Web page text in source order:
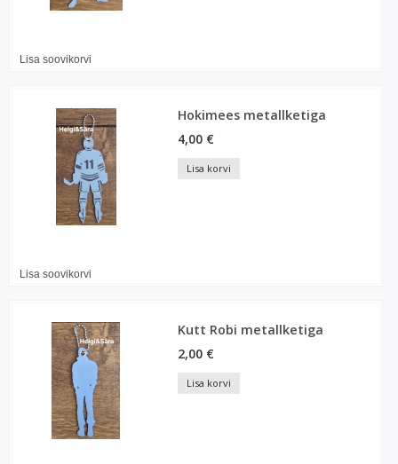
Lisa soovikorvi
Hokimees metallketiga
4,00 €
Lisa korvi
Lisa soovikorvi
Kutt Robi metallketiga
2,00 €
Lisa korvi